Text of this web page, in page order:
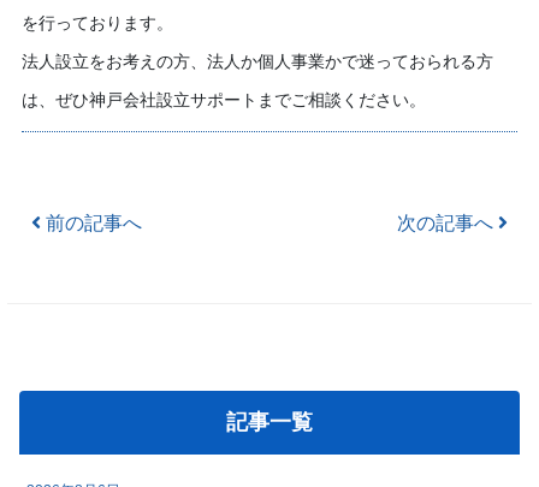
を行っております。
法人設立をお考えの方、法人か個人事業かで迷っておられる方
は、ぜひ神戸会社設立サポートまでご相談ください。
Post navigation
前の記事へ 次の記事へ
記事一覧